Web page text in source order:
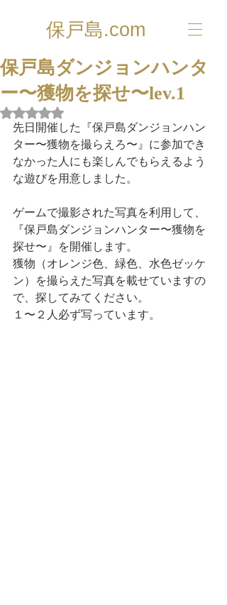
保戸島.com
保戸島ダンジョンハンタ
ー〜獲物を探せ〜lev.1
5つ星のうちNaNと評価されています。
先日開催した『保戸島ダンジョンハン
ター〜獲物を撮らえろ〜』に参加でき
なかった人にも楽しんでもらえるよう
な遊びを用意しました。
ゲームで撮影された写真を利用して、
『保戸島ダンジョンハンター〜獲物を
探せ〜』を開催します。
獲物（オレンジ色、緑色、水色ゼッケ
ン）を撮らえた写真を載せていますの
で、探してみてください。
１〜２人必ず写っています。